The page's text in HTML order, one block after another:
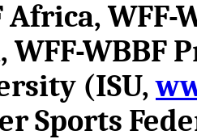
Africa,
WFF-WBBF
(ISU,
Sports